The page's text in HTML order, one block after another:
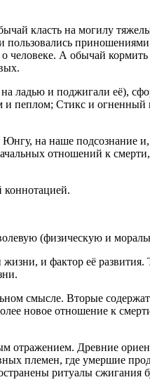
класть на могилу
А обычай
ладью и поджигали её),
пеплом; Стикс и
на наше подсознание
отношений к
коннотацией.
(физическую и
и фактор её развития.
смысле. Вторые
новое отношение к
Древние
племен, где умершие
ритуалы